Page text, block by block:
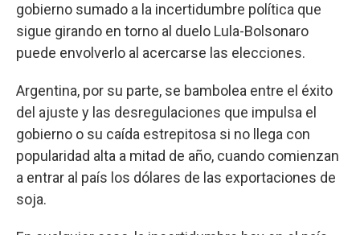
gobierno sumado a la incertidumbre política que
sigue girando en torno al duelo Lula-Bolsonaro
puede envolverlo al acercarse las elecciones.
Argentina, por su parte, se bambolea entre el éxito
del ajuste y las desregulaciones que impulsa el
gobierno o su caída estrepitosa si no llega con
popularidad alta a mitad de año, cuando comienzan
a entrar al país los dólares de las exportaciones de
soja.